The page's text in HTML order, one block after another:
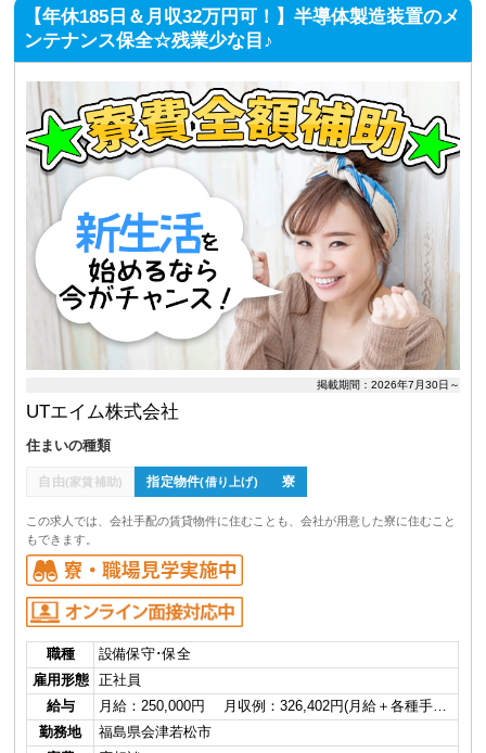
【年休185日＆月収32万円可！】半導体製造装置のメ
ンテナンス保全☆残業少な目♪
掲載期間：2026年7月30日～
UTエイム株式会社
住まいの種類
自由(家賃補助) 指定物件(借り上げ) 寮
この求人では、会社手配の賃貸物件に住むことも、会社が用意した寮に住むこと
もできます。
職種
設備保守･保全
雇用形態
正社員
給与
月給：250,000円 月収例：326,402円(月給＋各種手…
勤務地
福島県会津若松市